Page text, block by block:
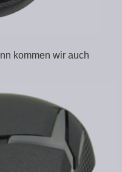
kommen wir auch